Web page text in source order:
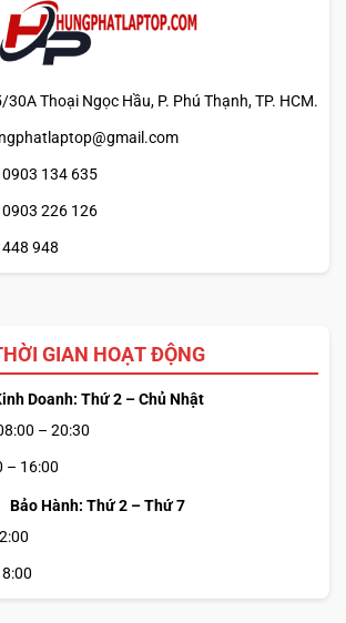
doanh nghiệp hiện đại, bảo mật dữ liệu
vàThinkCentre Neo 50a Gen 5 (24
độ tin cậy bằng việc tích hợp hệ thống
. Các tính năng bảo mật bao
chuyên dụng,camera e-shutter
mềm quản lý
tránh rò rỉ thông tin, bảo vệ an toàn dữ
duy trì hoạt động ổn định, tránh khỏi các
ThinkCentre Neo 50a Gen 5 24 inch
30A Thoại Ngọc Hầu, P. Phú Thạnh, TP. HCM.
0903 134 635
0903 226 126
948
GIAN HOẠT ĐỘNG
Doanh: Thứ 2 – Chủ Nhật
– 20:30
– 16:00
Bảo Hành: Thứ 2 – Thứ 7